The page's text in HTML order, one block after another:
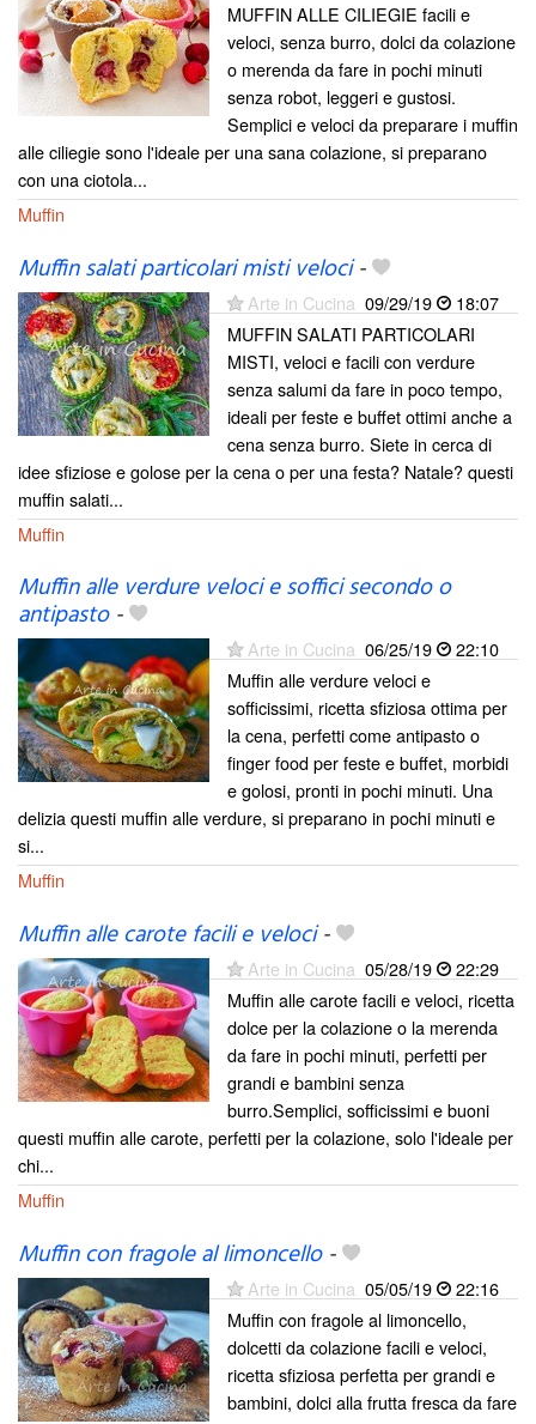
MUFFIN ALLE CILIEGIE facili e
veloci, senza burro, dolci da colazione
o merenda da fare in pochi minuti
senza robot, leggeri e gustosi.
Semplici e veloci da preparare i muffin
alle ciliegie sono l'ideale per una sana colazione, si preparano
con una ciotola...
Muffin
Muffin salati particolari misti veloci-
Arte in Cucina 09/29/19
18:07
MUFFIN SALATI PARTICOLARI
MISTI, veloci e facili con verdure
senza salumi da fare in poco tempo,
ideali per feste e buffet ottimi anche a
cena senza burro. Siete in cerca di
idee sfiziose e golose per la cena o per una festa? Natale? questi
muffin salati...
Muffin
Muffin alle verdure veloci e soffici secondo o
antipasto-
Arte in Cucina 06/25/19
22:10
Muffin alle verdure veloci e
sofficissimi, ricetta sfiziosa ottima per
la cena, perfetti come antipasto o
finger food per feste e buffet, morbidi
e golosi, pronti in pochi minuti. Una
delizia questi muffin alle verdure, si preparano in pochi minuti e
si...
Muffin
Muffin alle carote facili e veloci-
Arte in Cucina 05/28/19
22:29
Muffin alle carote facili e veloci, ricetta
dolce per la colazione o la merenda
da fare in pochi minuti, perfetti per
grandi e bambini senza
burro.Semplici, sofficissimi e buoni
questi muffin alle carote, perfetti per la colazione, solo l'ideale per
chi...
Muffin
Muffin con fragole al limoncello-
Arte in Cucina 05/05/19
22:16
Muffin con fragole al limoncello,
dolcetti da colazione facili e veloci,
ricetta sfiziosa perfetta per grandi e
bambini, dolci alla frutta fresca da fare